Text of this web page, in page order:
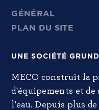
GÉNÉRAL
PLAN DU SITE
UNE SOCIÉTÉ
MECO construit la
d'équipements et
l'eau. Depuis plus